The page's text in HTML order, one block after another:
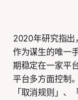
2020年研究指出
作为谋生的唯一
期稳定在一家平
平台多方面控制
「取消规则」、